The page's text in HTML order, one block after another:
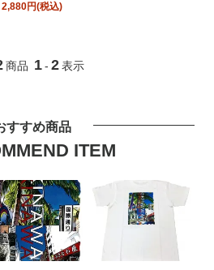
2,880円(税込)
商品 1 - 2 表示
すすめ商品
ITEM